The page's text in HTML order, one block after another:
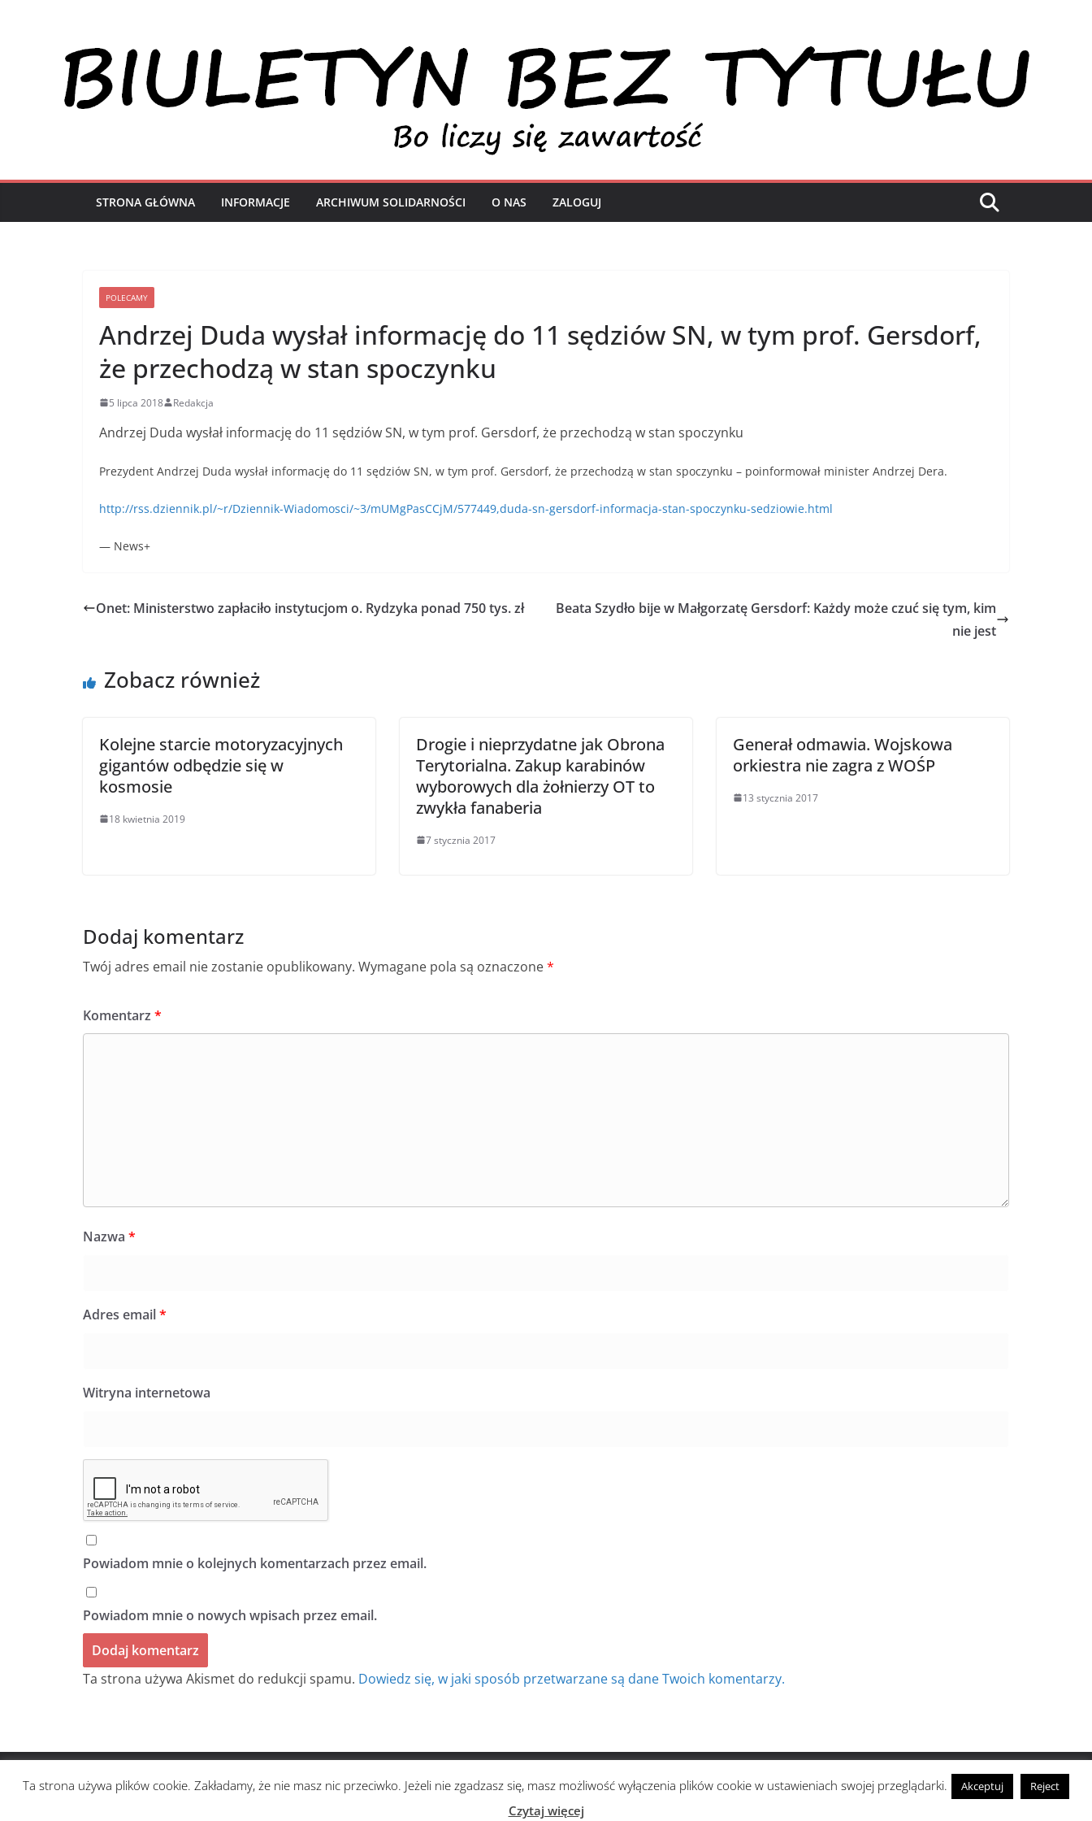
STRONA GŁÓWNA INFORMACJE ARCHIWUM SOLIDARNOŚCI O NAS ZALOGUJ
POLECAMY
Andrzej Duda wysłał informację do 11 sędziów SN, w tym prof. Gersdorf,
że przechodzą w stan spoczynku
5 lipca 2018 Redakcja
Andrzej Duda wysłał informację do 11 sędziów SN, w tym prof. Gersdorf, że przechodzą w stan spoczynku
Prezydent Andrzej Duda wysłał informację do 11 sędziów SN, w tym prof. Gersdorf, że przechodzą w stan spoczynku – poinformował minister Andrzej Dera.
http://rss.dziennik.pl/~r/Dziennik-Wiadomosci/~3/mUMgPasCCjM/577449,duda-sn-gersdorf-informacja-stan-spoczynku-sedziowie.html
— News+
Onet: Ministerstwo zapłaciło instytucjom o. Rydzyka ponad 750 tys. zł
Beata Szydło bije w Małgorzatę Gersdorf: Każdy może czuć się tym, kim
nie jest
Zobacz również
Kolejne starcie motoryzacyjnych
gigantów odbędzie się w
kosmosie
18 kwietnia 2019
Drogie i nieprzydatne jak Obrona
Terytorialna. Zakup karabinów
wyborowych dla żołnierzy OT to
zwykła fanaberia
7 stycznia 2017
Generał odmawia. Wojskowa
orkiestra nie zagra z WOŚP
13 stycznia 2017
Dodaj komentarz
Twój adres email nie zostanie opublikowany. Wymagane pola są oznaczone*
Komentarz *
Nazwa *
Adres email*
Witryna internetowa
Powiadom mnie o kolejnych komentarzach przez email.
Powiadom mnie o nowych wpisach przez email.
Ta strona używa Akismet do redukcji spamu. Dowiedz się, w jaki sposób przetwarzane są dane Twoich komentarzy.
Prawa autorskie © 2026BIULETYN BEZ TYTUŁU. Wszystkie prawa zastrzeżone.
Ta strona używa plików cookie. Zakładamy, że nie masz nic przeciwko. Jeżeli nie zgadzasz się, masz możliwość wyłączenia plików cookie w ustawieniach swojej przeglądarki. Akceptuj Reject
Czytaj więcej